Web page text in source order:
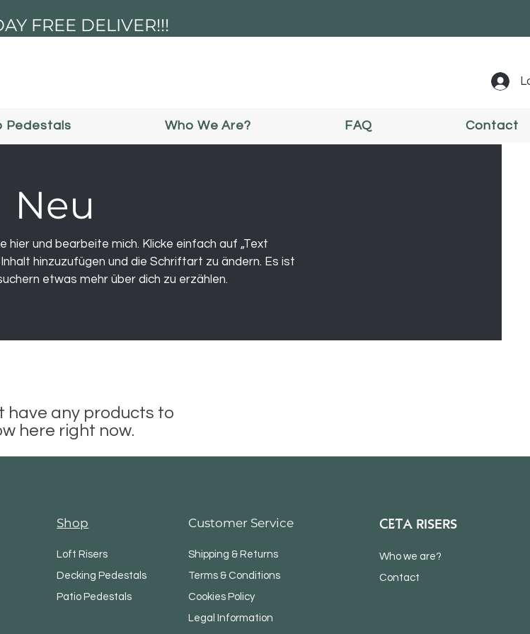
FREE DELIVER!!!
Pedestals Who We Are? FAQ Contact
Neu
hier und bearbeite mich. Klicke einfach auf „Text
hinzuzufügen und die Schriftart zu ändern. Es ist
etwas mehr über dich zu erzählen.
have any products to
here right now.
Shop
Loft Risers
Decking Pedestals
Patio Pedestals
Customer Service
Shipping & Returns
Terms & Conditions
Cookies Policy
Legal Information
CETA RISERS
Who we are?
Contact